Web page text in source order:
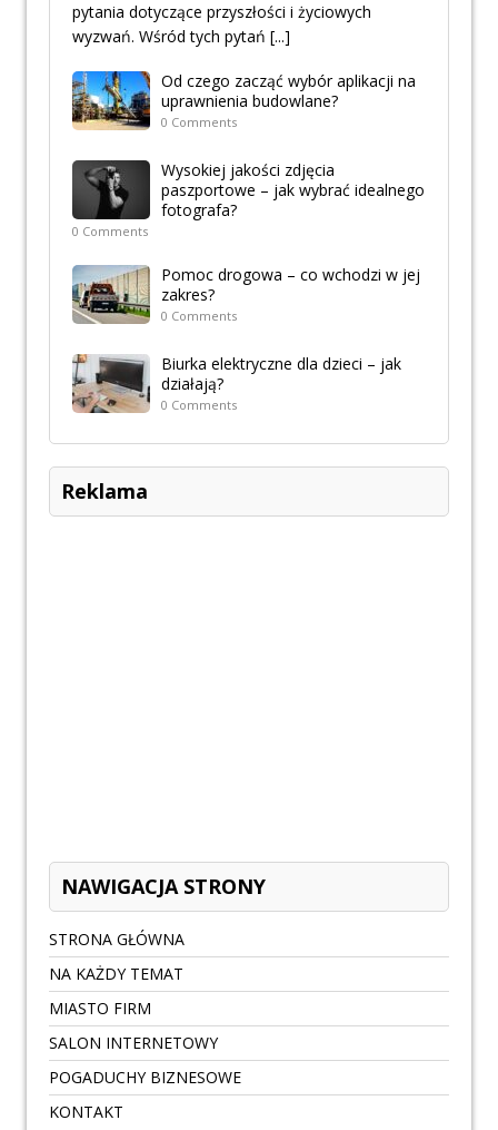
pytania dotyczące przyszłości i życiowych
wyzwań. Wśród tych pytań [...]
Od czego zacząć wybór aplikacji na
uprawnienia budowlane?
0 Comments
Wysokiej jakości zdjęcia
paszportowe – jak wybrać idealnego
fotografa?
0 Comments
Pomoc drogowa – co wchodzi w jej
zakres?
0 Comments
Biurka elektryczne dla dzieci – jak
działają?
0 Comments
Reklama
NAWIGACJA STRONY
STRONA GŁÓWNA
NA KAŻDY TEMAT
MIASTO FIRM
SALON INTERNETOWY
POGADUCHY BIZNESOWE
KONTAKT